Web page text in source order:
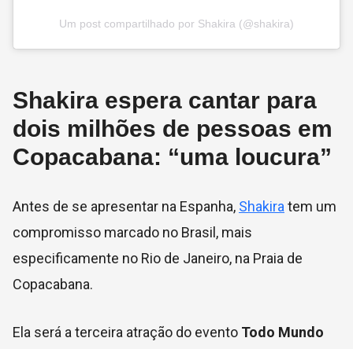
Um post compartilhado por Shakira (@shakira)
Shakira espera cantar para
dois milhões de pessoas em
Copacabana: “uma loucura”
Antes de se apresentar na Espanha, Shakira tem um
compromisso marcado no Brasil, mais
especificamente no Rio de Janeiro, na Praia de
Copacabana.
Ela será a terceira atração do evento Todo Mundo